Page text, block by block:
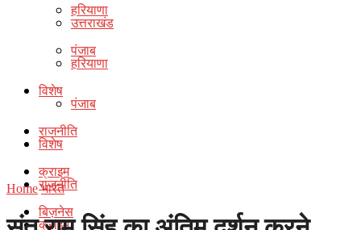
हरियाणा
पंजाब
विशेष
राजनीति
क्राइम
बिज़नेस
उत्तराखंड
हरियाणा
पंजाब
विशेष
राजनीति
क्राइम
Home भारत